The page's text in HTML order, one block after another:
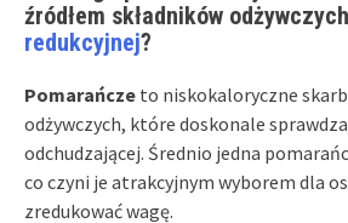
źródłem składników
redukcyjnej?
Pomarańcze to niskokaloryczne
odżywczych, które doskonale
odchudzającej. Średnio jedna
co czyni je atrakcyjnym wyborem dla
zredukować wagę.